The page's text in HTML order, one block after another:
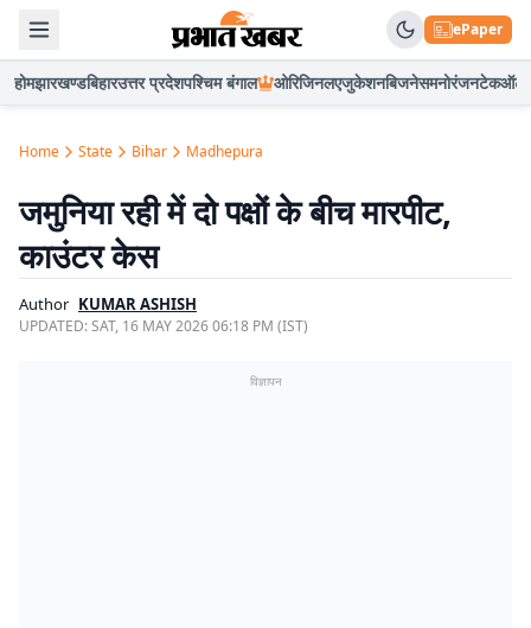
ePaper
होमझारखण्डबिहारउत्तर प्रदेशपश्चिम बंगाल ओरिजिनलएजुकेशनबिजनेसमनोरंजनटेकऑटो
Home State Bihar Madhepura
जमुनिया रही में दो पक्षों के बीच मारपीट,
काउंटर केस
Author KUMAR ASHISH
UPDATED:SAT, 16 MAY 2026 06:18 PM (IST)
विज्ञापन